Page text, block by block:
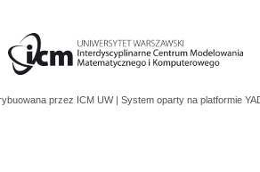
przez ICM UW | System oparty na platformie